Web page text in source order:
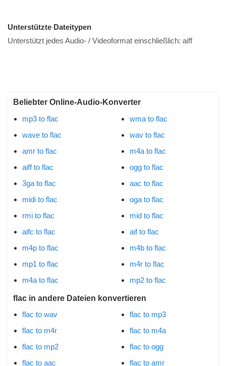
Unterstützte Dateitypen
Unterstützt jedes Audio- / Videoformat einschließlich: aiff
Beliebter Online-Audio-Konverter
mp3 to flac
wave to flac
amr to flac
aiff to flac
3ga to flac
midi to flac
rmi to flac
aifc to flac
m4p to flac
mp1 to flac
m4a to flac
wma to flac
wav to flac
m4a to flac
ogg to flac
aac to flac
oga to flac
mid to flac
aif to flac
m4b to flac
m4r to flac
mp2 to flac
flac in andere Dateien konvertieren
flac to wav
flac to m4r
flac to mp2
flac to aac
flac to mp3
flac to m4a
flac to ogg
flac to amr